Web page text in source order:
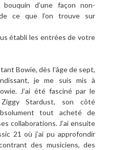
d’une façon non-
ce que l’on trouve sur
établi les entrées de votre
Bowie, dès l’âge de sept,
je me suis mis à
J’ai été fasciné par le
Stardust, son côté
tout acheté de
collaborations. J’ai ensuite
21 où j’ai pu approfondir
des musiciens, des